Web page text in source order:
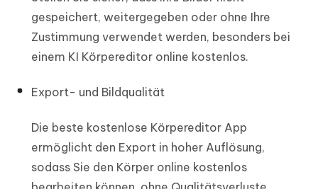
gespeichert, weitergegeben oder ohne Ihre
Zustimmung verwendet werden, besonders bei
einem KI Körpereditor online kostenlos.
Export- und Bildqualität
Die beste kostenlose Körpereditor App
ermöglicht den Export in hoher Auflösung,
sodass Sie den Körper online kostenlos